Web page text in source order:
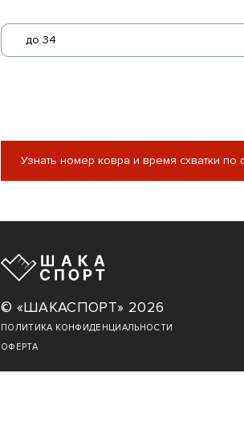
до 34
Узнать номер ковра и время схватки по
© «ШАКАСПОРТ» 2026
ПОЛИТИКА КОНФИДЕНЦИАЛЬНОСТИ
ОФЕРТА